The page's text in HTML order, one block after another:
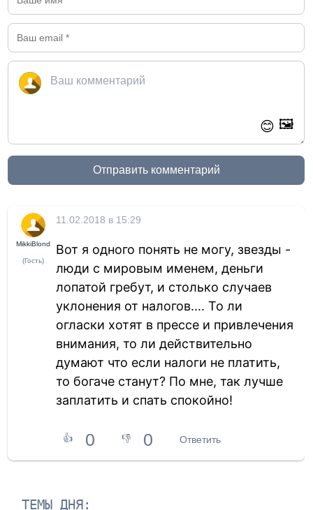
😊 🖼️
Отправить комментарий
MikkiBlond
(Гость)
11.02.2018 в 15:29
Вот я одного понять не могу, звезды -
люди с мировым именем, деньги
лопатой гребут, и столько случаев
уклонения от налогов.... То ли
огласки хотят в прессе и привлечения
внимания, то ли действительно
думают что если налоги не платить,
то богаче станут? По мне, так лучше
заплатить и спать спокойно!
👍 0 👎 0 Ответить
ТЕМЫ ДНЯ: